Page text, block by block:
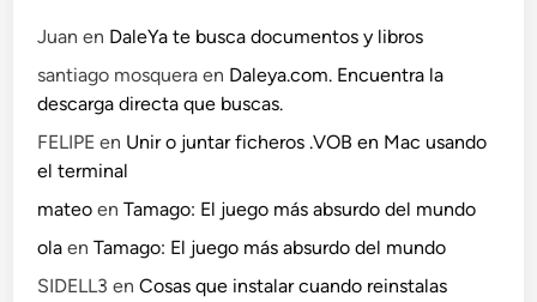
Juan en DaleYa te busca documentos y libros
santiago mosquera en Daleya.com. Encuentra la
descarga directa que buscas.
FELIPE en Unir o juntar ficheros .VOB en Mac usando
el terminal
mateo enTamago: El juego más absurdo del mundo
ola enTamago: El juego más absurdo del mundo
SIDELL3 enCosas que instalar cuando reinstalas